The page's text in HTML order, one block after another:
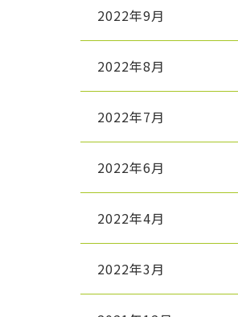
2022年9月
2022年8月
2022年7月
2022年6月
2022年4月
2022年3月